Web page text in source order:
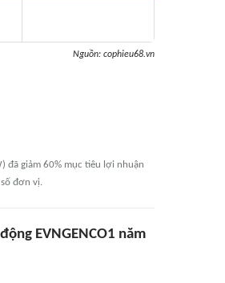
Nguồn: cophieu68.vn
đã giảm 60% mục tiêu lợi nhuận
đơn vị.
EVNGENCO1 năm